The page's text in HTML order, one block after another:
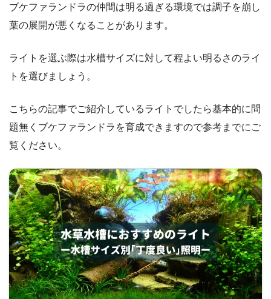
ブケファランドラの仲間は明る過ぎる環境では調子を崩し
葉の展開が悪くなることがあります。
ライトを選ぶ際は水槽サイズに対して程よい明るさのライ
トを選びましょう。
こちらの記事でご紹介しているライトでしたら基本的に問
題無くブケファランドラを育成できますので参考までにご
覧ください。